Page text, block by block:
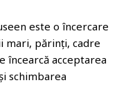
este o încercare
mari, părinți, cadre
încearcă acceptarea
schimbarea